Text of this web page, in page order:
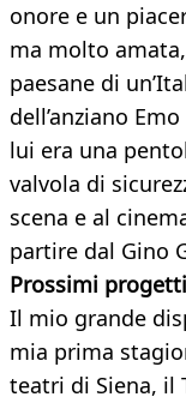
onore e un
ma molto
paesane di
dell’anziano
lui era una
valvola di
scena e al
partire dal Gino
Prossimi
Il mio grande
mia prima
teatri di Siena, il